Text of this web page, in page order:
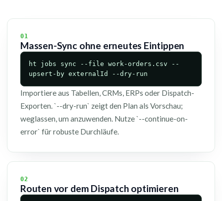
01
Massen-Sync ohne erneutes Eintippen
ht jobs sync --file work-orders.csv --
upsert-by externalId --dry-run
Importiere aus Tabellen, CRMs, ERPs oder Dispatch-
Exporten. `--dry-run` zeigt den Plan als Vorschau;
weglassen, um anzuwenden. Nutze `--continue-on-
error` für robuste Durchläufe.
02
Routen vor dem Dispatch optimieren